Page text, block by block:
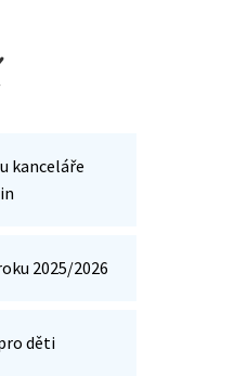
kanceláře
2025/2026
děti